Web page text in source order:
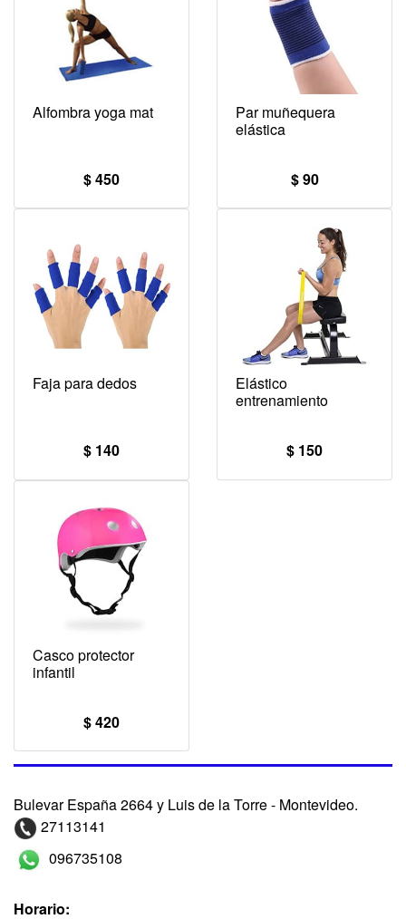
Alfombra yoga mat
$ 450
Par muñequera
elástica
$ 90
Faja para dedos
$ 140
Elástico
entrenamiento
$ 150
Casco protector
infantil
$ 420
Bulevar España 2664 y Luis de la Torre - Montevideo.
27113141
096735108
Horario: